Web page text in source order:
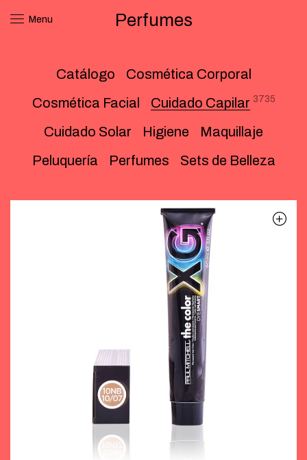
Menu Perfumes
Catálogo
Cosmética Corporal
Cosmética Facial
Cuidado Capilar 3735
Cuidado Solar Higiene
Maquillaje
Peluquería
Perfumes Sets de Belleza